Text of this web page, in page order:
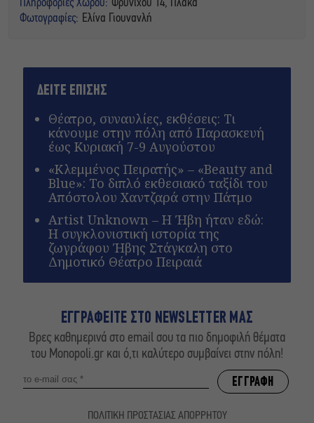
Πληροφορίες Χώρου: Φρυνίχου 14, Πλάκα
Φωτογραφίες: Ελίνα Γιουνανλή
ΔΕΙΤΕ ΕΠΙΣΗΣ
Θέατρο, συναυλίες, εκθέσεις: Τι
κάνουμε στην πόλη από Παρασκευή
έως Κυριακή 7-9 Αυγούστου
«Κλεμμένος Πειρατής» – «Beauty and
Blue»: Το διπλό εκθεσιακό ταξίδι του
Απόστολου Χαντζαρά στην Πάτμο
Artist Unknown – Η Ήβη ήταν εδώ:
Η συγκλονιστική ιστορία της
ζωγράφου Ήβης Στάγκαλη στο
Δημοτικό Θέατρο Πειραιά
ΕΓΓΡΑΦΕΙΤΕ ΣΤΟ NEWSLETTER ΜΑΣ
Βρες καθημερινά στο email σου τα πιο δημοφιλή θέματα
του Monopoli.gr και ό,τι καλύτερο συμβαίνει στην πόλη!
ΠΟΛΙΤΙΚΗ ΠΡΟΣΤΑΣΙΑΣ ΑΠΟΡΡΗΤΟΥ